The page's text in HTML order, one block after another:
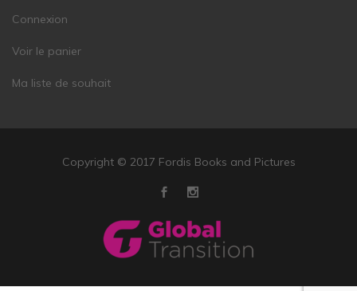
Connexion
Voir le panier
Ma liste de souhait
Copyright © 2017 Fordis Books and Pictures